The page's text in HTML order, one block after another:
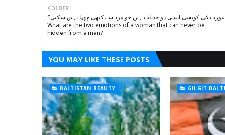
OLDER
عورت کی کونسی ایسی دو جذبات ہیں جو مرد سے کبھی چھپا نہیں سکتی؟
What are the two emotions of a woman that can never be
hidden from a man?
YOU MAY LIKE THESE POSTS
BALTISTAN BEAUTY GILGIT